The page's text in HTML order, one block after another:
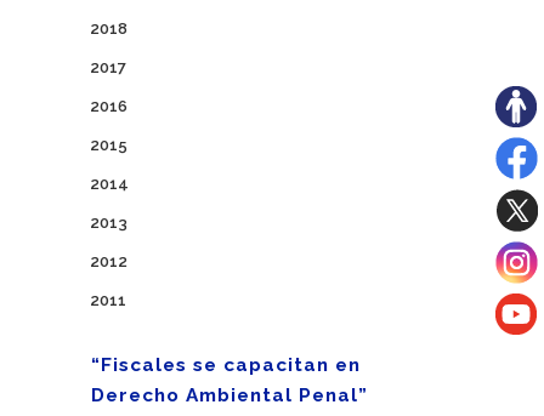
2018
2017
2016
2015
2014
2013
2012
2011
“Fiscales se capacitan en
Derecho Ambiental Penal”